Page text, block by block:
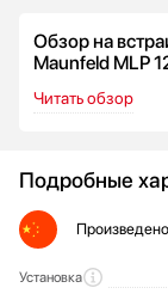
Обзор на
Maunfeld MLP
Читать обзор
Подробные
Произведено
Общие характеристики
Установка